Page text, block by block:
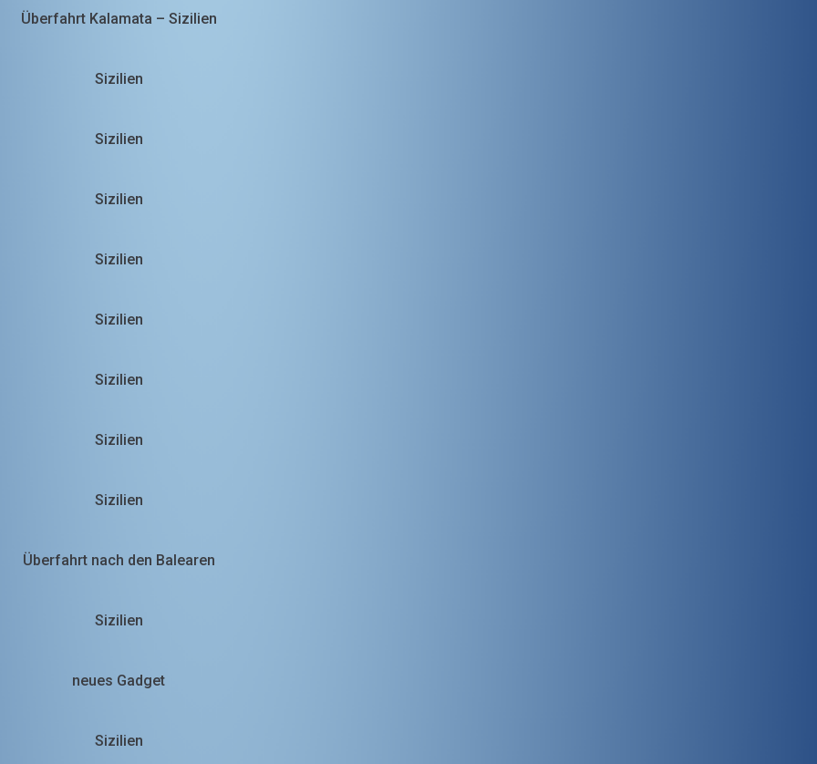
Überfahrt Kalamata – Sizilien
Sizilien
Sizilien
Sizilien
Sizilien
Sizilien
Sizilien
Sizilien
Sizilien
Überfahrt nach den Balearen
Sizilien
neues Gadget
Sizilien